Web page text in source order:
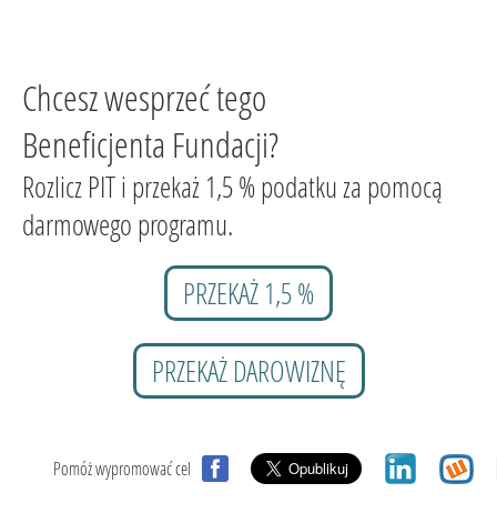
Chcesz wesprzeć tego
Beneficjenta Fundacji?
Rozlicz PIT i przekaż 1,5 % podatku za pomocą
darmowego programu.
PRZEKAŻ 1,5 %
PRZEKAŻ DAROWIZNĘ
Pomóż wypromować cel